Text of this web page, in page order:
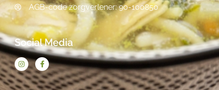
AGB-code zorgverlener: 90-100850
Social Media